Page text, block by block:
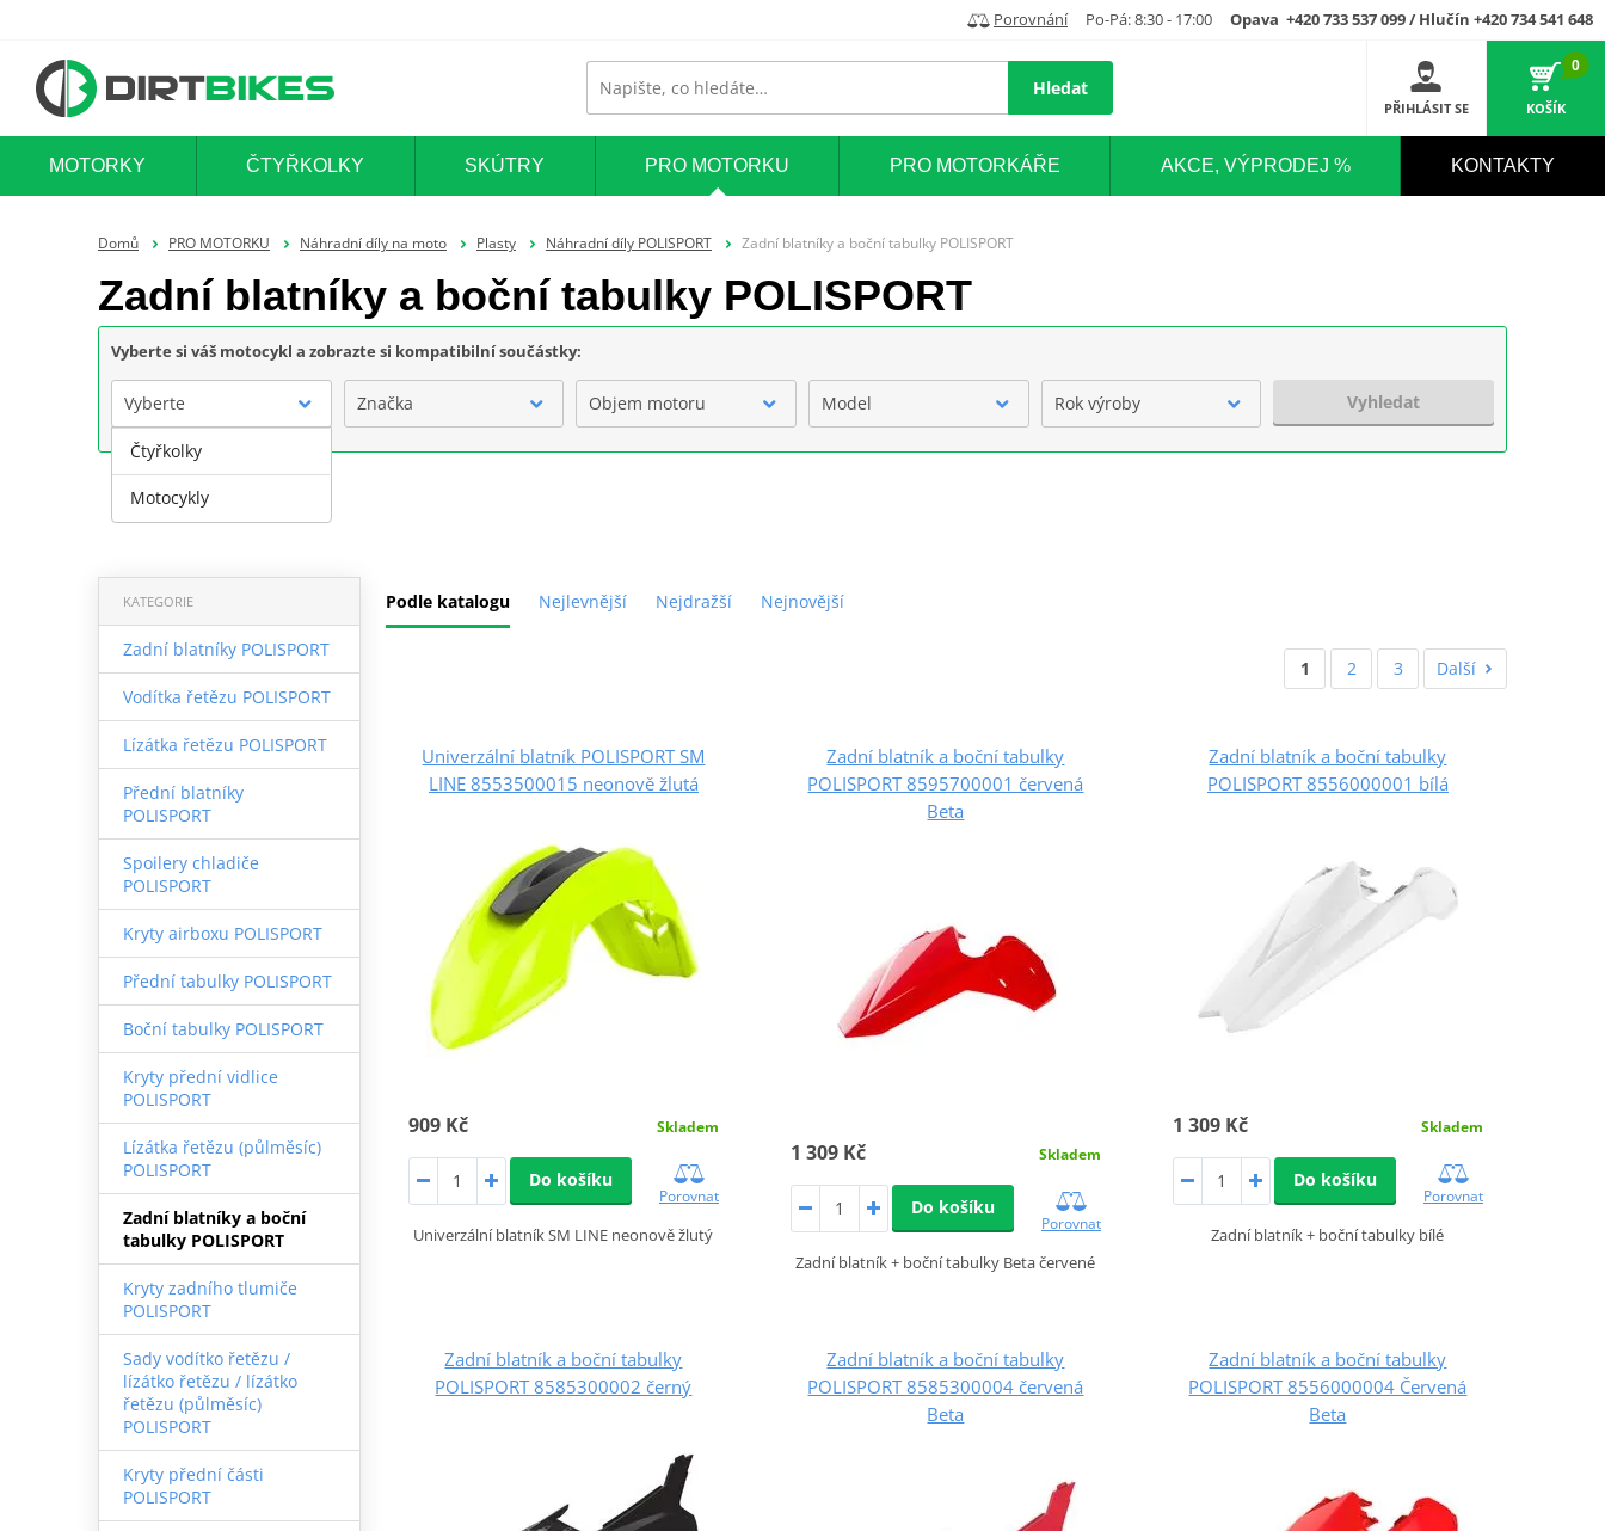
Porovnání Po-Pá: 8:30 - 17:00 Opava +420 733 537 099 / Hlučín +420 734 541 648
Hledat
PŘIHLÁSIT SE
0
KOŠÍK
MOTORKY ČTYŘKOLKY SKÚTRY PRO MOTORKU PRO MOTORKÁŘE AKCE, VÝPRODEJ % KONTAKTY
Domů PRO MOTORKU Náhradní díly na moto Plasty Náhradní díly POLISPORT Zadní blatníky a boční tabulky POLISPORT
Zadní blatníky a boční tabulky POLISPORT
Vyberte si váš motocykl a zobrazte si kompatibilní součástky:
Vyberte Značka Objem motoru Model Rok výroby Vyhledat
Podle katalogu Nejlevnější Nejdražší Nejnovější
KATEGORIE
Zadní blatníky POLISPORT
Vodítka řetězu POLISPORT
Lízátka řetězu POLISPORT
Přední blatníky
POLISPORT
Spoilery chladiče
POLISPORT
Kryty airboxu POLISPORT
Přední tabulky POLISPORT
Boční tabulky POLISPORT
Kryty přední vidlice
POLISPORT
Lízátka řetězu (půlměsíc)
POLISPORT
Zadní blatníky a boční
tabulky POLISPORT
Kryty zadního tlumiče
POLISPORT
Sady vodítko řetězu /
lízátko řetězu / lízátko
řetězu (půlměsíc)
POLISPORT
Kryty přední části
POLISPORT
1 2 3 Další
Univerzální blatník POLISPORT SM
LINE 8553500015 neonově žlutá
909 Kč Skladem
Do košíku
Porovnat
Univerzální blatník SM LINE neonově žlutý
Zadní blatník a boční tabulky
POLISPORT 8595700001 červená
Beta
1 309 Kč Skladem
Do košíku
Porovnat
Zadní blatník + boční tabulky Beta červené
Zadní blatník a boční tabulky
POLISPORT 8556000001 bílá
1 309 Kč Skladem
Do košíku
Porovnat
Zadní blatník + boční tabulky bílé
Zadní blatník a boční tabulky
POLISPORT 8585300002 černý
Zadní blatník a boční tabulky
POLISPORT 8585300004 červená
Beta
Zadní blatník a boční tabulky
POLISPORT 8556000004 Červená
Beta
Čtyřkolky
Motocykly